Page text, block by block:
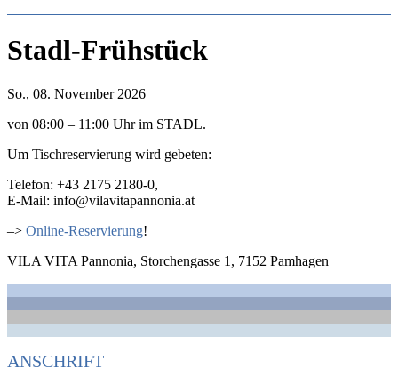
Stadl-Frühstück
So., 08. November 2026
von 08:00 – 11:00 Uhr im STADL.
Um Tischreservierung wird gebeten:
Telefon: +43 2175 2180-0,
E-Mail: info@vilavitapannonia.at
–> Online-Reservierung!
VILA VITA Pannonia, Storchengasse 1, 7152 Pamhagen
ANSCHRIFT